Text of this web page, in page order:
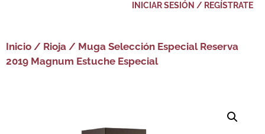
INICIAR SESIÓN / REGÍSTRATE
Inicio / Rioja / Muga Selección Especial Reserva
2019 Magnum Estuche Especial